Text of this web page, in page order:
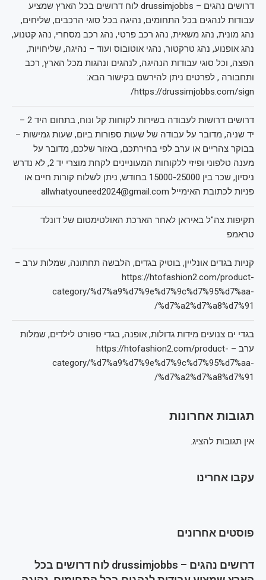
דרושים נהגים – drussimjobbs לוח דרושים בכל הארץ שמציע
עבודות לנהגים בכל התחומים, נהיגה בכל סוגי הרכבים, שליחים,
נהג מונית, נהג משאית, נהג רכב פרטי, נהג רכב מסחרי, נהג קטנוע,
נהג אופנוע, נהג טרקטור, נהגי אוטובוס ועוד – נהיגה, שליחויות,
הפצה, וכל סוגי עבודות הנהיגה, לנהגים ונהגות מכל הארץ, רכב
ותחבורה , לפרטים ניתן להירשם בקישור הבא:
https://drussimjobbs.com/sign/
דרושים דרושות לעבודה בשירות לקוחות קל ונוח, בתחום היד 2 –
יד שניה, מדובר על עבודה של שעות ספורות ביום, שעות גמישות –
בבוקר צהריים או ערב לפי בחירתכם, באזור שלכם, מדובר על
מענה טלפוני ופיזי ללקוחות המעוניינים לקחת מוצרי יד 2, לא נדרש
ניסיון, שכר בין 15000-25000 בחודש, ניתן לשלוח קורות חיים או
פניות לכתובת האימייל allwhatyouneed2024@gmail.com
תקיפות צה"ל באיראן לאחר הארכת האולטימטום של דונלד
טראמפ
קניות בגדים אונליין, בוטיק בגדים, הלבשה תחתונה, שמלות ערב –
https://htofashion2.com/product-
category/%d7%a9%d7%9e%d7%9c%d7%95%d7%aa-
%d7%a2%d7%a8%d7%91/
בגדי ים צנועים מידות גדולות, אופנה, בגדי ספורט לילדים, שמלות
ערב – https://htofashion2.com/product-
category/%d7%a9%d7%9e%d7%9c%d7%95%d7%aa-
%d7%a2%d7%a8%d7%91/
תגובות אחרונות
אין תגובות להציג.
עקבו אחרינו
פוסטים אחרונים
דרושים נהגים – drussimjobbs לוח דרושים בכל